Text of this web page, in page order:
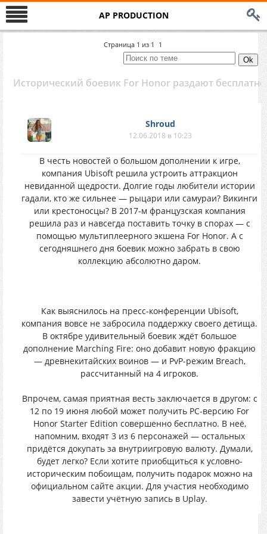
AP PRODUCTION
Страница 1 из 1 1
Исторический боевик For Honor раздают бесплатно
Shroud
12.06.2018 в 10:23
В честь новостей о большом дополнении к игре,
компания Ubisoft решила устроить аттракцион
невиданной щедрости. Долгие годы любители истории
гадали, кто же сильнее — рыцари или самураи? Викинги
или крестоносцы? В 2017-м французская компания
решила раз и навсегда поставить точку в спорах — с
помощью мультиплеерного экшена For Honor. А с
сегодняшнего дня боевик можно забрать в свою
коллекцию абсолютно даром.
Как выяснилось на пресс-конференции Ubisoft,
компания вовсе не забросила поддержку своего детища.
В октябре удивительный боевик ждёт большое
дополнение Marching Fire: оно добавит новую фракцию
— древнекитайских воинов — и PvP-режим Breach,
рассчитанный на 4 игроков.
Впрочем, самая приятная весть заключается в другом: с
12 по 19 июня любой может получить PC-версию For
Honor Starter Edition совершенно бесплатно. В неё,
напомним, входят 3 из 6 персонажей — остальных
придётся докупать за внутриигровую валюту. Думали,
будет легко? Если хотите приобщиться к условно-
историческим побоищам, получить подарок можно на
официальном сайте акции. Для участия необходимо
завести учётную запись в Uplay.